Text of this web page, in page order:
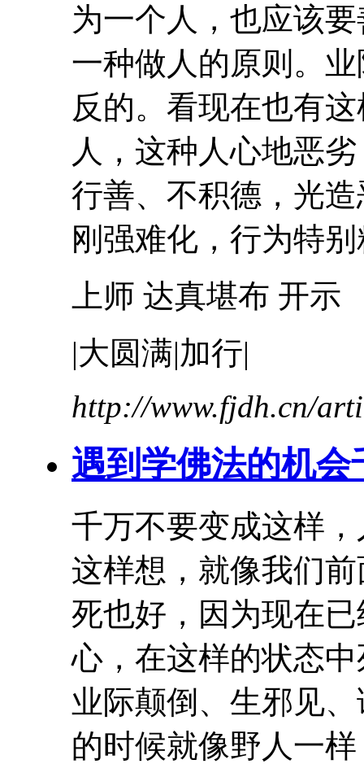
为一个人，也应该
一种做人的原则。
反的。看现在也有
人，这种人心地恶
行善、不积德，光
刚强难化，行为特
上师 达真堪布 开示
|大圆满|加行|
http://www.fjdh.cn/
遇到学佛法的机会
千万不要变成这样
这样想，就像我们
死也好，因为现在
心，在这样的状态
业际颠倒、生邪见
的时候就像野人一